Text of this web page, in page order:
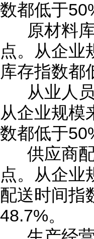
数都低于
原材料库
点。从企业
库存指数都
从业人员
从企业规模
数都低于
供应商配
点。从企业
配送时间指
48.7%。